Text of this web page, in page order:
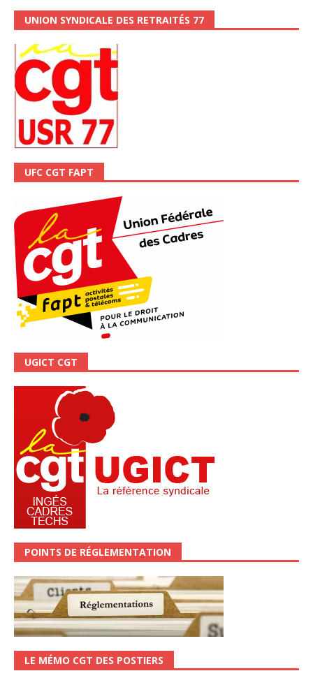
UNION SYNDICALE DES RETRAITÉS 77
UFC CGT FAPT
UGICT CGT
POINTS DE RÉGLEMENTATION
LE MÉMO CGT DES POSTIERS